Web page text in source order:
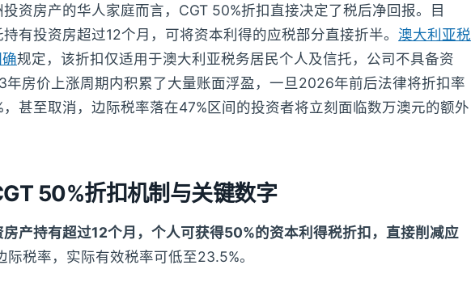
资房产的华人家庭而言，CGT 50%折扣直接决定了税后净回报。目
有投资房超过12个月，可将资本利得的应税部分直接折半。 澳大利亚税
规定，该折扣仅适用于澳大利亚税务居民个人及信托，公司不具备资
房价上涨周期内积累了大量账面浮盈，一旦2026年前后法律将折扣率
甚至取消，边际税率落在47%区间的投资者将立刻面临数万澳元的额外
50%折扣机制与关键数字
产持有超过12个月，个人可获得50%的资本利得税折扣，直接削减应
际税率，实际有效税率可低至23.5%。